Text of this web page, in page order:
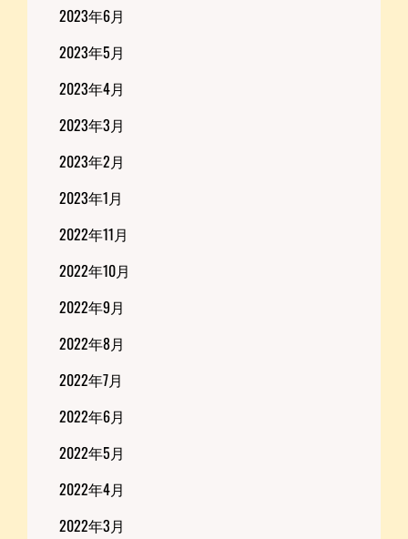
2023年6月
2023年5月
2023年4月
2023年3月
2023年2月
2023年1月
2022年11月
2022年10月
2022年9月
2022年8月
2022年7月
2022年6月
2022年5月
2022年4月
2022年3月